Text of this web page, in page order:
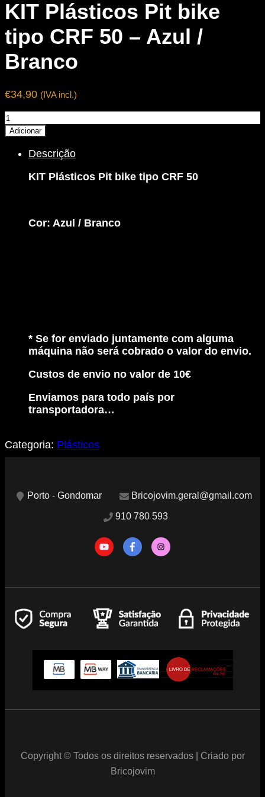
KIT Plásticos Pit bike
tipo CRF 50 – Azul /
Branco
€34,90 (IVA incl.)
Quantidade
de
Plásticos
Adicionar
Descrição
KIT Plásticos Pit bike tipo CRF 50
Cor: Azul / Branco
* Se for enviado juntamente com alguma
máquina não será cobrado o valor do envio.
Custos de envio no valor de 10€
Enviamos para todo país por
transportadora…
Categoria: Plásticos
Porto - Gondomar Bricojovim.geral@gmail.com
910 780 593
Copyright © Todos os direitos reservados | Criado por
Bricojovim